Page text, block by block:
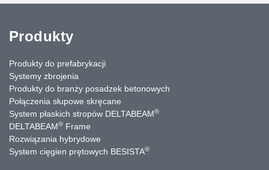
Produkty
Produkty do prefabrykacji
Systemy zbrojenia
Produkty do branży posadzek betonowych
Połączenia słupowe skręcane
System płaskich stropów DELTABEAM®
DELTABEAM® Frame
Rozwiązania hybrydowe
System cięgien prętowych BESISTA®